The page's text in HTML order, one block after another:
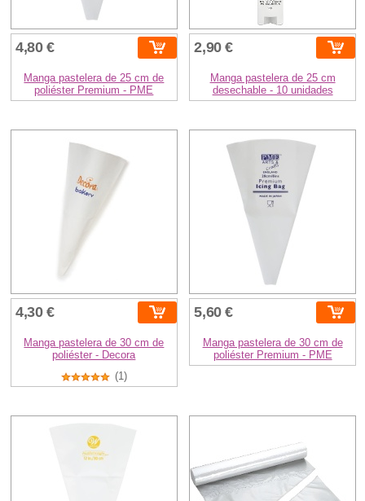
4,80 €
Manga pastelera de 25 cm de
poliéster Premium - PME
2,90 €
Manga pastelera de 25 cm
desechable - 10 unidades
4,30 €
Manga pastelera de 30 cm de
poliéster - Decora
(1)
5,60 €
Manga pastelera de 30 cm de
poliéster Premium - PME